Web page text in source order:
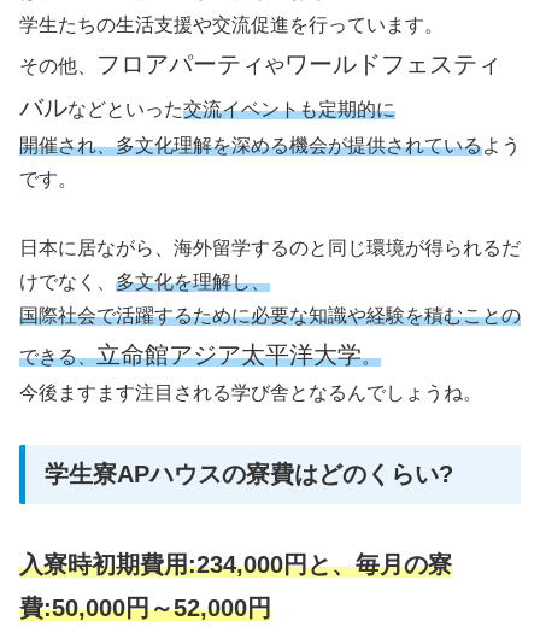
学生たちの生活支援や交流促進を行っています。
その他、
フロアパーティ やワールドフェスティ
バルなどといった交流イベントも定期的に
開催され、多文化理解を深める機会が提供されているよう
です。
日本に居ながら、海外留学するのと同じ環境が得られるだ
けでなく、 多文化を理解し、
国際社会で活躍するために必要な知識や経験を積むことの
できる、立命館アジア太平洋大学。
今後ますます注目される学び舎となるんでしょうね。
学生寮APハウスの寮費はどのくらい?
入寮時初期費用:234,000円と、毎月の寮
費:50,000円～52,000円